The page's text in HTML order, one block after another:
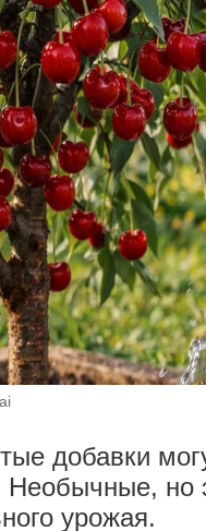
добавки
Необычные,
урожая.